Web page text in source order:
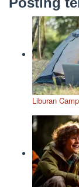
Liburan